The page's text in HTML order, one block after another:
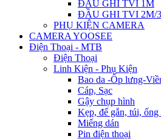
ĐẦU GHI TVI 1M
ĐẦU GHI TVI 2M/
PHỤ KIỆN CAMERA
CAMERA YOOSEE
Điện Thoại - MTB
Điện Thoại
Linh Kiện - Phụ Kiện
Bao da -Ốp lưng-
Cáp, Sạc
Gậy chụp hình
Kẹp, đế gắn, túi, ống
Miếng dán
Pin điện thoại